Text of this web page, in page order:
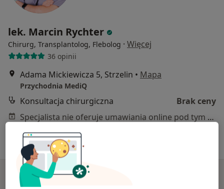
lek. Marcin Rychter
Chirurg, Transplantolog, Flebolog · Więcej
36 opinii
Adama Mickiewicza 5, Strzelin • Mapa
Przychodnia MediQ
Konsultacja chirurgiczna
Brak ceny
Specjalista nie oferuje umawiania online pod tym adresem.
Poproś o wizytę
Dostępni specjaliści